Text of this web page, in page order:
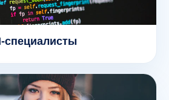
специалисты